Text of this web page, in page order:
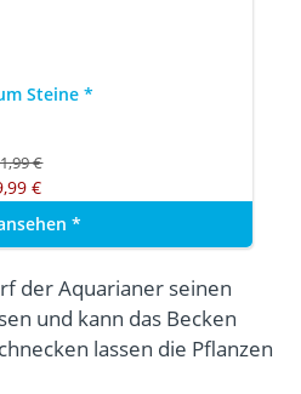
Steine*
€
€
*
der Aquarianer seinen
und kann das Becken
lassen die Pflanzen